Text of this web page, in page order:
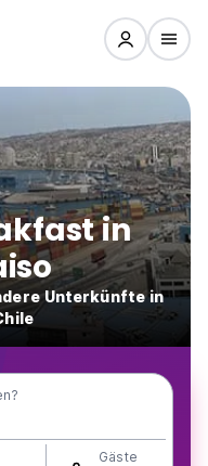
in
Unterkünfte in
Gäste